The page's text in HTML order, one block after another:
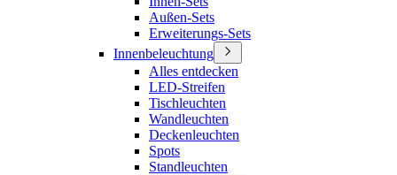
Außen-Sets
Erweiterungs-Sets
Innenbeleuchtung
Alles entdecken
LED-Streifen
Tischleuchten
Wandleuchten
Deckenleuchten
Spots
Standleuchten